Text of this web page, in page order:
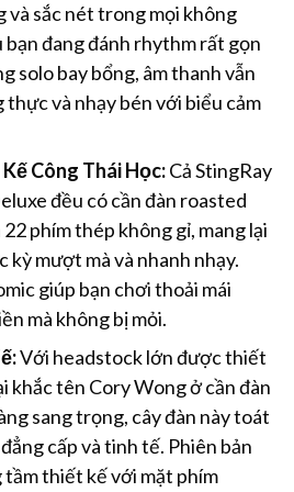
và sắc nét trong mọi không
bạn đang đánh rhythm rất gọn
solo bay bổng, âm thanh vẫn
và nhạy bén với biểu cảm
Công Thái Học:Cả StingRay
đều có cần đàn roasted
phím thép không gỉ, mang lại
kỳ mượt mà và nhanh nhạy.
giúp bạn chơi thoải mái
mà không bị mỏi.
Với headstock lớn được thiết
khắc tên Cory Wong ở cần đàn
sang trọng, cây đàn này toát
cấp và tinh tế. Phiên bản
tầm thiết kế với mặt phím